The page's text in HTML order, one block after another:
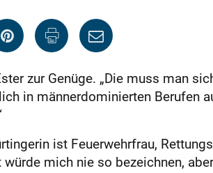
zur Genüge. „Die muss man
in männerdominierten Berufen
ist Feuerwehrfrau,
mich nie so bezeichnen,